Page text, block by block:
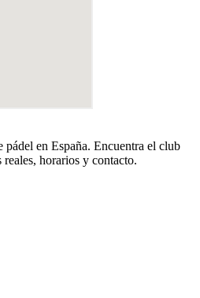
en España. Encuentra el club
horarios y contacto.